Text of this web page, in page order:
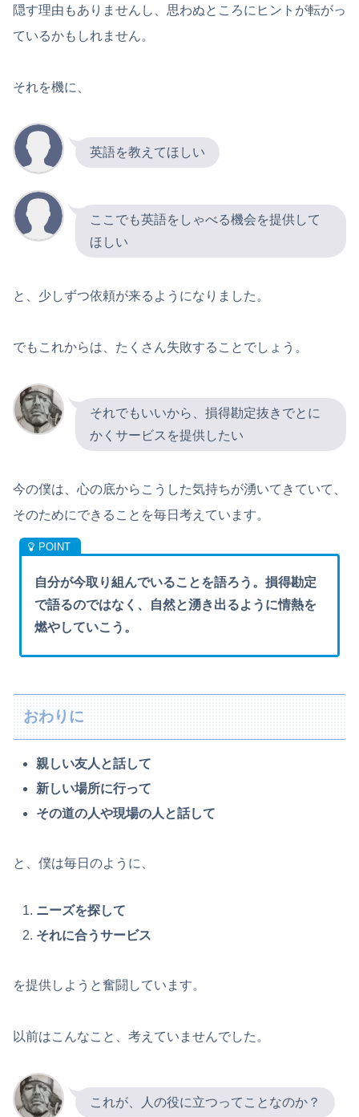
隠す理由もありませんし、思わぬところにヒントが転がっ
ているかもしれません。
それを機に、
英語を教えてほしい
ここでも英語をしゃべる機会を提供して
ほしい
と、少しずつ依頼が来るようになりました。
でもこれからは、たくさん失敗することでしょう。
それでもいいから、損得勘定抜きでとに
かくサービスを提供したい
今の僕は、心の底からこうした気持ちが湧いてきていて、
そのためにできることを毎日考えています。
自分が今取り組んでいることを語ろう。損得勘定
で語るのではなく、自然と湧き出るように情熱を
燃やしていこう。
おわりに
親しい友人と話して
新しい場所に行って
その道の人や現場の人と話して
と、僕は毎日のように、
ニーズを探して
それに合うサービス
を提供しようと奮闘しています。
以前はこんなこと、考えていませんでした。
これが、人の役に立つってことなのか？